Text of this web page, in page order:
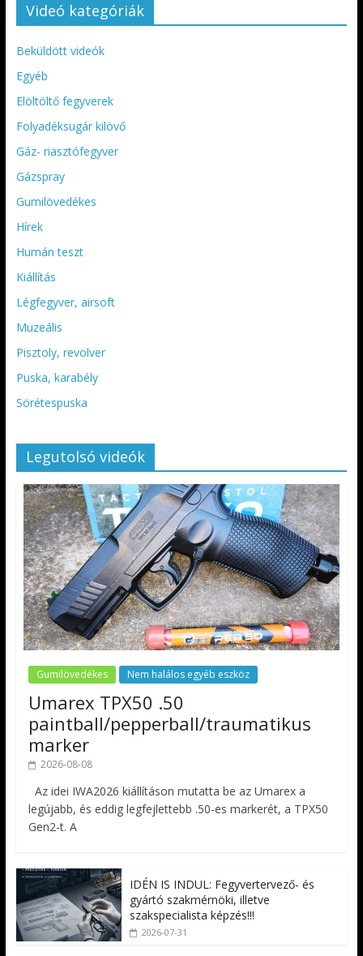
Videó kategóriák
Beküldött videók
Egyéb
Elöltöltő fegyverek
Folyadéksugár kilövő
Gáz- riasztófegyver
Gázspray
Gumilövedékes
Hírek
Humán teszt
Kiállítás
Légfegyver, airsoft
Muzeális
Pisztoly, revolver
Puska, karabély
Sörétespuska
Legutolsó videók
Gumilövedékes Nem halálos egyéb eszköz
Umarex TPX50 .50
paintball/pepperball/traumatikus
marker
2026-08-08
Az idei IWA2026 kiállításon mutatta be az Umarex a
legújabb, és eddig legfejlettebb .50-es markerét, a TPX50
Gen2-t. A
IDÉN IS INDUL: Fegyvertervező- és
gyártó szakmérnöki, illetve
szakspecialista képzés!!!
2026-07-31